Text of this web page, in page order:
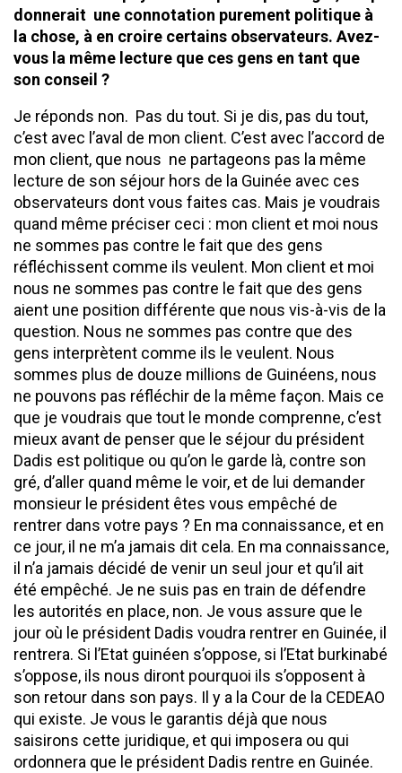
donnerait une connotation purement politique à
la chose, à en croire certains observateurs. Avez-
vous la même lecture que ces gens en tant que
son conseil ?
Je réponds non. Pas du tout. Si je dis, pas du tout,
c’est avec l’aval de mon client. C’est avec l’accord de
mon client, que nous ne partageons pas la même
lecture de son séjour hors de la Guinée avec ces
observateurs dont vous faites cas. Mais je voudrais
quand même préciser ceci : mon client et moi nous
ne sommes pas contre le fait que des gens
réfléchissent comme ils veulent. Mon client et moi
nous ne sommes pas contre le fait que des gens
aient une position différente que nous vis-à-vis de la
question. Nous ne sommes pas contre que des
gens interprètent comme ils le veulent. Nous
sommes plus de douze millions de Guinéens, nous
ne pouvons pas réfléchir de la même façon. Mais ce
que je voudrais que tout le monde comprenne, c’est
mieux avant de penser que le séjour du président
Dadis est politique ou qu’on le garde là, contre son
gré, d’aller quand même le voir, et de lui demander
monsieur le président êtes vous empêché de
rentrer dans votre pays ? En ma connaissance, et en
ce jour, il ne m’a jamais dit cela. En ma connaissance,
il n’a jamais décidé de venir un seul jour et qu’il ait
été empêché. Je ne suis pas en train de défendre
les autorités en place, non. Je vous assure que le
jour où le président Dadis voudra rentrer en Guinée, il
rentrera. Si l’Etat guinéen s’oppose, si l’Etat burkinabé
s’oppose, ils nous diront pourquoi ils s’opposent à
son retour dans son pays. Il y a la Cour de la CEDEAO
qui existe. Je vous le garantis déjà que nous
saisirons cette juridique, et qui imposera ou qui
ordonnera que le président Dadis rentre en Guinée.